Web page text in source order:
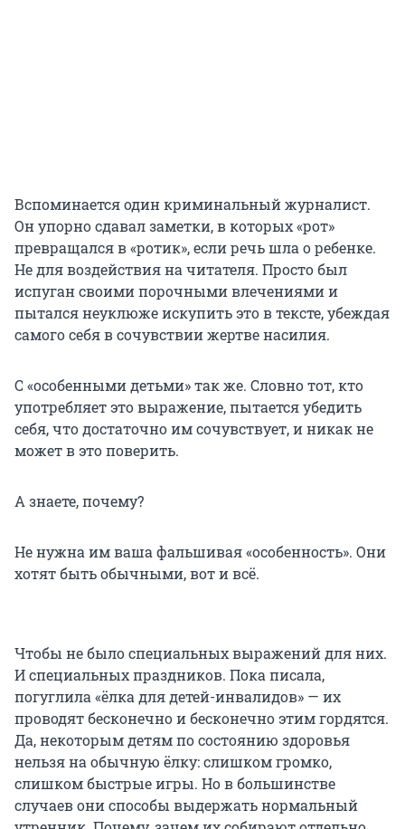
Вспоминается один криминальный журналист.
Он упорно сдавал заметки, в которых «рот»
превращался в «ротик», если речь шла о ребенке.
Не для воздействия на читателя. Просто был
испуган своими порочными влечениями и
пытался неуклюже искупить это в тексте, убеждая
самого себя в сочувствии жертве насилия.
С «особенными детьми» так же. Словно тот, кто
употребляет это выражение, пытается убедить
себя, что достаточно им сочувствует, и никак не
может в это поверить.
А знаете, почему?
Не нужна им ваша фальшивая «особенность». Они
хотят быть обычными, вот и всё.
Чтобы не было специальных выражений для них.
И специальных праздников. Пока писала,
погуглила «ёлка для детей-инвалидов» — их
проводят бесконечно и бесконечно этим гордятся.
Да, некоторым детям по состоянию здоровья
нельзя на обычную ёлку: слишком громко,
слишком быстрые игры. Но в большинстве
случаев они способы выдержать нормальный